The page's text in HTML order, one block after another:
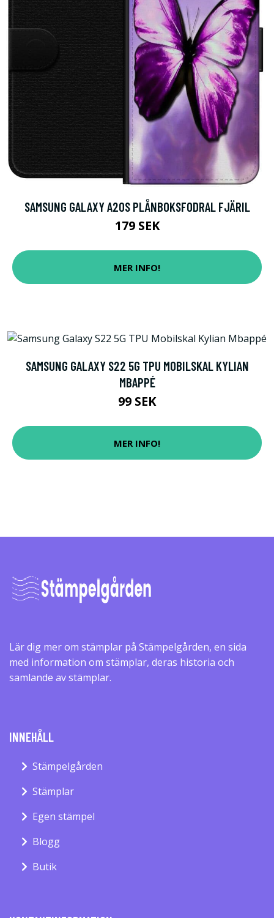
SAMSUNG GALAXY A20S PLÅNBOKSFODRAL FJÄRIL
179 SEK
MER INFO!
SAMSUNG GALAXY S22 5G TPU MOBILSKAL KYLIAN
MBAPPÉ
99 SEK
MER INFO!
Lär dig mer om stämplar på Stämpelgården, en sida
med information om stämplar, deras historia och
samlande av stämplar.
INNEHÅLL
Stämpelgården
Stämplar
Egen stämpel
Blogg
Butik